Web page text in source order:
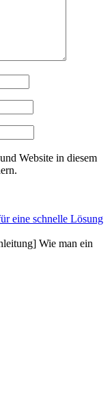
Website in diesem
eine schnelle Lösung
Wie man ein